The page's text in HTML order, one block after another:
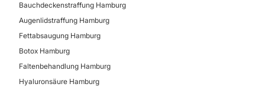
Bauchdeckenstraffung Hamburg
Augenlidstraffung Hamburg
Fettabsaugung Hamburg
Botox Hamburg
Faltenbehandlung Hamburg
Hyaluronsäure Hamburg